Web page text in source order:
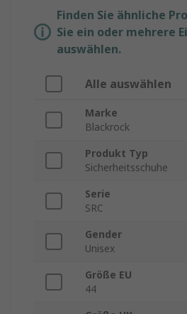
Finden Sie ähnliche
Sie ein oder mehrere
auswählen.
Alle auswählen
Marke
Blackrock
Produkt Typ
Sicherheitsschuhe
Serie
SRC
Gender
Unisex
Größe EU
44